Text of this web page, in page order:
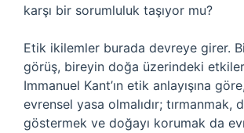
karşı bir sorumluluk taşıyor mu?
Etik ikilemler burada devreye girer.
görüş, bireyin doğa üzerindeki
Immanuel Kant’ın etik anlayışına
evrensel yasa olmalıdır; tırmanmak,
göstermek ve doğayı korumak da